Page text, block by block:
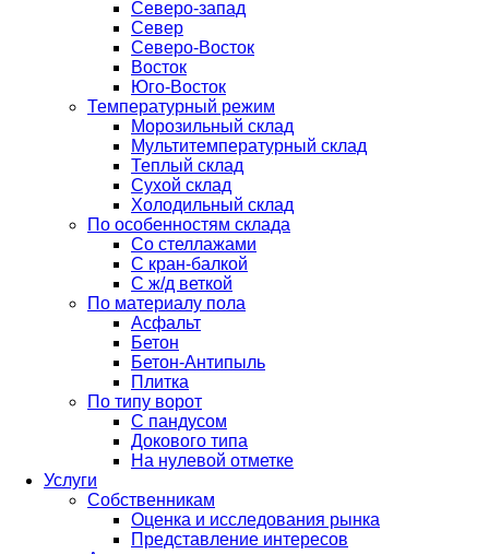
Северо-запад
Север
Северо-Восток
Восток
Юго-Восток
Температурный режим
Морозильный склад
Мультитемпературный склад
Теплый склад
Сухой склад
Холодильный склад
По особенностям склада
Со стеллажами
С кран-балкой
С ж/д веткой
По материалу пола
Асфальт
Бетон
Бетон-Антипыль
Плитка
По типу ворот
С пандусом
Докового типа
На нулевой отметке
Услуги
Собственникам
Оценка и исследования рынка
Представление интересов